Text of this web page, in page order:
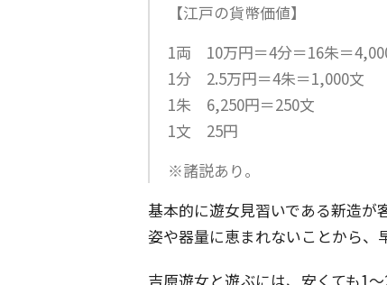
【江戸の貨幣価値】
1両 10万円＝4分＝16朱＝
1分 2.5万円＝4朱＝1,000文
1朱 6,250円＝250文
1文 25円
※諸説あり。
基本的に遊女見習いである新造が
姿や器量に恵まれないことから、
吉原遊女と遊ぶには、安くても1